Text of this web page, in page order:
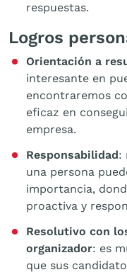
respuestas.
Logros
Orientación a
interesante en
encontraremos
eficaz en
empresa.
Responsabilidad:
una persona
importancia,
proactiva y
Resolutivo con
organizador: es
que sus